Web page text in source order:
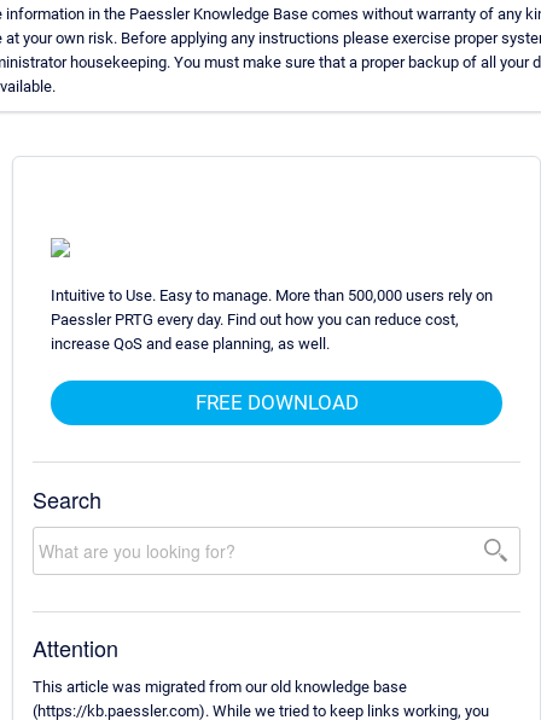
information in the Paessler Knowledge Base comes without warranty of any
at your own risk. Before applying any instructions please exercise proper
housekeeping. You must make sure that a proper backup of all your
Intuitive to Use. Easy to manage. More than 500,000 users rely on
Paessler PRTG every day. Find out how you can reduce cost,
increase QoS and ease planning, as well.
FREE DOWNLOAD
Search
Attention
This article was migrated from our old knowledge base
(https://kb.paessler.com). While we tried to keep links working, you